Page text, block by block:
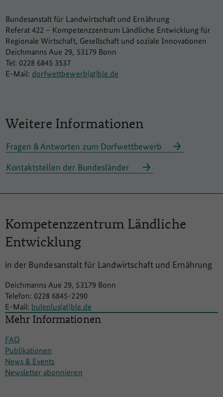
Bundesanstalt für Landwirtschaft und Ernährung
Referat 422 – Kompetenzzentrum Ländliche Entwicklung für
Regionale Wirtschaft, Gesellschaft und soziale Innovationen
Deichmanns Aue 29, 53179 Bonn
Tel: 0228 6845 3537
E-Mail: dorfwettbewerb(at)ble.de
Weitere Informationen
Fragen & Antworten zum Dorfwettbewerb
Kontaktstellen der Bundesländer
Kompetenzzentrum Ländliche
Entwicklung
in der Bundesanstalt für Landwirtschaft und Ernährung
Deichmanns Aue 29, 53179 Bonn
Telefon: 0228 6845-2290
E-Mail: buleplus(at)ble.de
Mehr Informationen
FAQ
Publikationen
News & Events
Newsletter abonnieren